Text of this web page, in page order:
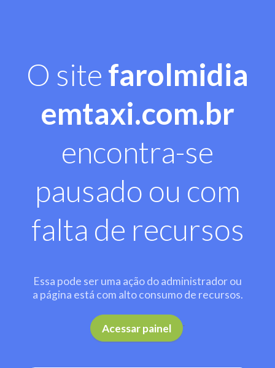
O site farolmidia
emtaxi.com.br
encontra-se
pausado ou com
falta de recursos
Essa pode ser uma ação do administrador ou
a página está com alto consumo de recursos.
Acessar painel .